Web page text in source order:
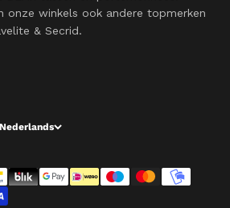
onze winkels ook andere topmerken
& Secrid.
Nederlands